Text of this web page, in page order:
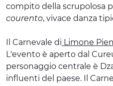
compito della scrupolosa
courento, vivace danza
Il Carnevale di Limone
L'evento è aperto dal
personaggio centrale è
influenti del paese. Il